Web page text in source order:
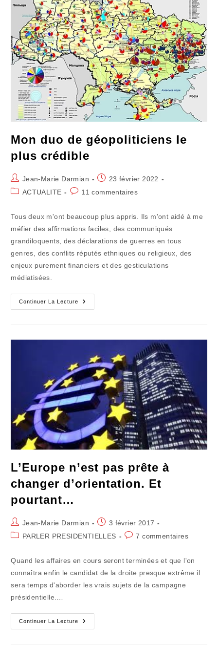
Mon duo de géopoliticiens le
plus crédible
Auteur/autrice
de
Jean-Marie Darmian
Publication
23 février 2022
PostACTUALITE
Commentaires
publication :
11 commentaires
Tous deux m'ont beaucoup plus appris. Ils m'ont aidé à me
méfier des affirmations faciles, des communiqués
grandiloquents, des déclarations de guerres en tous
genres, des conflits réputés ethniques ou religieux, des
enjeux purement financiers et des gesticulations
médiatisées.
Continuer La Lecture
Mon
Duo
L’Europe n’est pas prête à
changer d’orientation. Et
pourtant…
Auteur/autrice
de
Jean-Marie Darmian
Publication
publiée :
3 février 2017
PostPARLER PRESIDENTIELLES
Commentaires
7 commentaires
Quand les affaires en cours seront terminées et que l'on
connaîtra enfin le candidat de la droite presque extrême il
sera temps d'aborder les vrais sujets de la campagne
présidentielle.…
Continuer La Lecture
L’Europe
N’est